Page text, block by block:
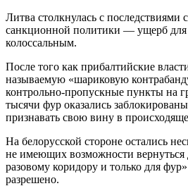
Литва столкнулась с последствиями
санкционной политики — ущерб для
колоссальным.
После того как прибалтийские
называемую «шариковую
контрольно-пропускные пункты на
тысячи фур оказались
признавать свою вину в
На белорусской стороне остались
не имеющих возможности
разовому коридору и только для
разрешено.